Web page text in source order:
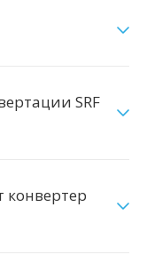
SRF
конвертер